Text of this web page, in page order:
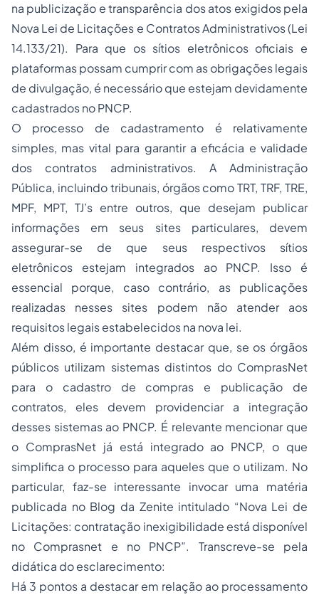
na publicização e transparência dos atos exigidos pela
Nova Lei de Licitações e Contratos Administrativos (Lei
14.133/21). Para que os sítios eletrônicos oficiais e
plataformas possam cumprir com as obrigações legais
de divulgação, é necessário que estejam devidamente
cadastrados no PNCP.
O processo de cadastramento é relativamente
simples, mas vital para garantir a eficácia e validade
dos contratos administrativos. A Administração
Pública, incluindo tribunais, órgãos como TRT, TRF, TRE,
MPF, MPT, TJ’s entre outros, que desejam publicar
informações em seus sites particulares, devem
assegurar-se de que seus respectivos sítios
eletrônicos estejam integrados ao PNCP. Isso é
essencial porque, caso contrário, as publicações
realizadas nesses sites podem não atender aos
requisitos legais estabelecidos na nova lei.
Além disso, é importante destacar que, se os órgãos
públicos utilizam sistemas distintos do ComprasNet
para o cadastro de compras e publicação de
contratos, eles devem providenciar a integração
desses sistemas ao PNCP. É relevante mencionar que
o ComprasNet já está integrado ao PNCP, o que
simplifica o processo para aqueles que o utilizam. No
particular, faz-se interessante invocar uma matéria
publicada no Blog da Zenite intitulado “Nova Lei de
Licitações: contratação inexigibilidade está disponível
no Comprasnet e no PNCP”. Transcreve-se pela
didática do esclarecimento:
Há 3 pontos a destacar em relação ao processamento